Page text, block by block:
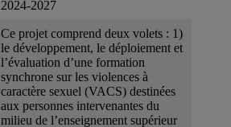
2024-2027
Ce projet comprend deux volets : 1)
le développement, le déploiement et
l’évaluation d’une formation
synchrone sur les violences à
caractère sexuel (VACS) destinées
aux personnes intervenantes du
milieu de l’enseignement supérieur